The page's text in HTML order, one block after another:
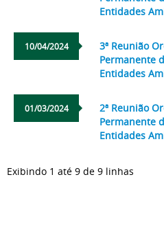
Entidades
10/04/2024
3ª Reunião
Permanente
Entidades
01/03/2024
2ª Reunião
Permanente
Entidades
Exibindo 1 até 9 de 9 linhas